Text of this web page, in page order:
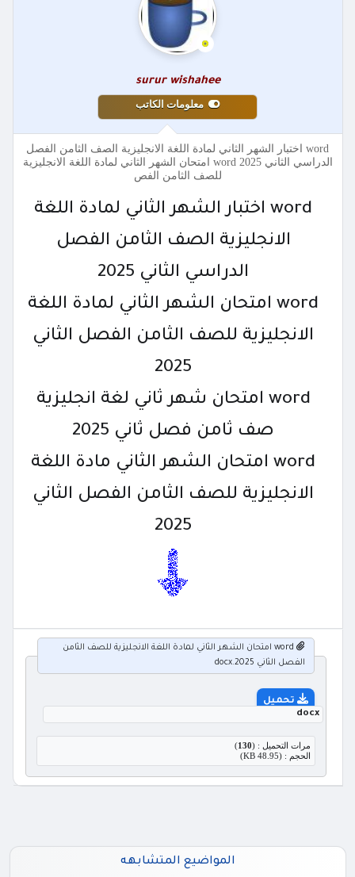
surur wishahee
معلومات الكاتب
word اختبار الشهر الثاني لمادة اللغة الانجليزية الصف الثامن الفصل
الدراسي الثاني 2025 word امتحان الشهر الثاني لمادة اللغة الانجليزية
للصف الثامن الفص
word اختبار الشهر الثاني لمادة اللغة
الانجليزية الصف الثامن الفصل
الدراسي الثاني 2025
word امتحان الشهر الثاني لمادة اللغة
الانجليزية للصف الثامن الفصل الثاني
2025
word امتحان شهر ثاني لغة انجليزية
صف ثامن فصل ثاني 2025
word امتحان الشهر الثاني مادة اللغة
الانجليزية للصف الثامن الفصل الثاني
2025
word امتحان الشهر الثاني لمادة اللغة الانجليزية للصف الثامن
الفصل الثاني 2025.docx
تحميل
docx
مرات التحميل : (130
)
الحجم : (48.95 KB)
المواضيع المتشابهه